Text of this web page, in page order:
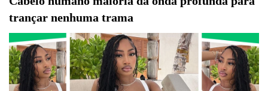
trançar nenhuma trama